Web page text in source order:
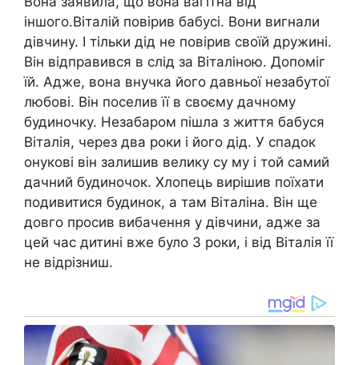
іншого.Віталій повірив бабусі. Вони вигнали
дівчину. І тільки дід не повірив своїй дружині.
Він відправився в слід за Віталіною. Допоміг
їй. Адже, вона внучка його давньої незабутої
любові. Він поселив її в своєму дачному
будиночку. Незабаром пішла з життя бабуся
Віталія, через два роки і його дід. У спадок
онукові він залишив велику су му і той самий
дачний будиночок. Хлопець вирішив поїхати
подивитися будинок, а там Віталіна. Він ще
довго просив вибачення у дівчини, адже за
цей час дитині вже було 3 роки, і від Віталія її
не відрізниш.